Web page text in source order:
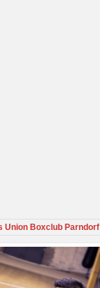
Union Boxclub Parndorf